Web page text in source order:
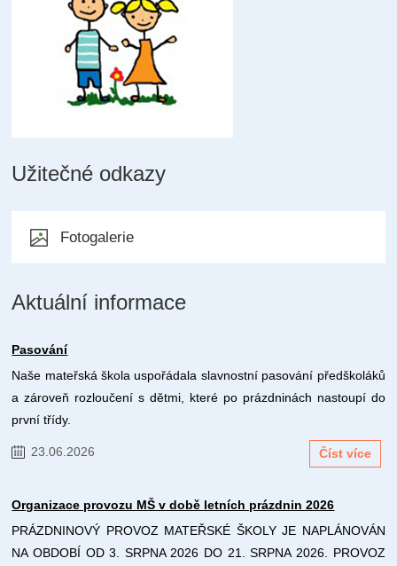
Užitečné odkazy
Fotogalerie
Aktuální informace
Pasování
Naše mateřská škola uspořádala slavnostní pasování předškoláků
a zároveň rozloučení s dětmi, které po prázdninách nastoupí do
první třídy.
23.06.2026 Číst více
Organizace provozu MŠ v době letních prázdnin 2026
PRÁZDNINOVÝ PROVOZ MATEŘSKÉ ŠKOLY JE NAPLÁNOVÁN
NA OBDOBÍ OD 3. SRPNA 2026 DO 21. SRPNA 2026. PROVOZ